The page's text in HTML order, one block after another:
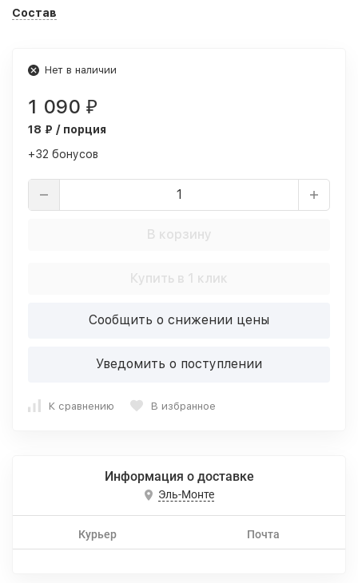
Состав
Нет в наличии
1 090 ₽
18 ₽ / порция
+32 бонусов
В корзину
Купить в 1 клик
Сообщить о снижении цены
Уведомить о поступлении
К сравнению В избранное
Информация о доставке
Эль-Монте
Курьер Почта